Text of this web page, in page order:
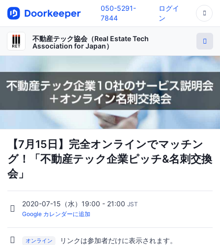
050-5291-
7844
ログイ
ン
不動産テック協会（Real Estate Tech
Association for Japan）
【7月15日】完全オンラインでマッチン
グ！「不動産テック企業ピッチ&名刺交換
会」
2020-07-15（水）19:00 - 21:00 JST
Google カレンダーに追加
オンライン リンクは参加者だけに表示されます。